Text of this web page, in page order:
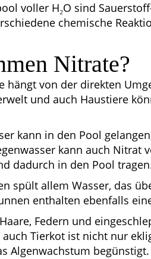
voller H₂O sind
chemische
Nitrate?
hängt von der direkten
und auch Haustiere
kann in den Pool
kann auch Nitrat
dadurch in den Pool
spült allem Wasser, das
enthalten ebenfalls
Federn und
Tierkot ist nicht nur
Algenwachstum begünstigt.